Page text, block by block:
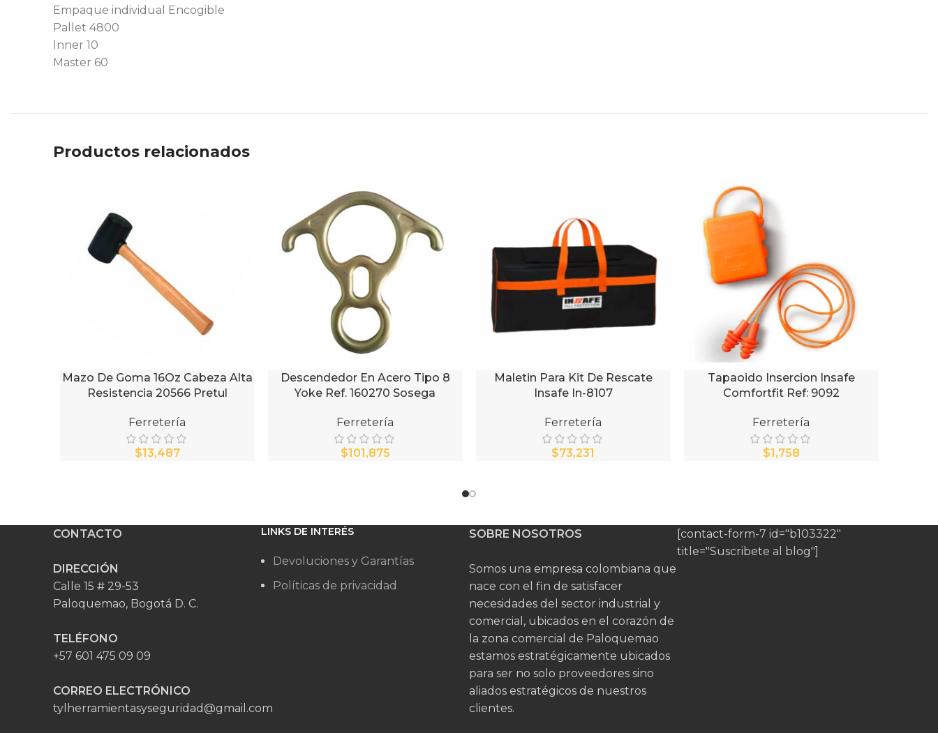
Empaque individual Encogible
Pallet 4800
Inner 10
Master 60
Productos relacionados
AÑADIR AL CARRITO
Mazo De Goma 16Oz Cabeza Alta
Resistencia 20566 Pretul
Ferretería
$
AÑADIR AL CARRITO
Descendedor En Acero Tipo 8
Yoke Ref. 160270 Sosega
Ferretería
$
AÑADIR AL CARRITO
Maletin Para Kit De Rescate
Insafe In-8107
Ferretería
$
AÑADIR AL CARRITO
Tapaoido Insercion Insafe
Comfortfit Ref: 9092
Ferretería
$
CONTACTO
DIRECCIÓN
Calle 15 # 29-53
Paloquemao, Bogotá D. C.
TELÉFONO
+57 601 475 09 09
CORREO ELECTRÓNICO
tylherramientasyseguridad@gmail.com
LINKS DE INTERÉS
Devoluciones y Garantías
Políticas de privacidad
SOBRE NOSOTROS
Somos una empresa colombiana que
nace con el fin de satisfacer
necesidades del sector industrial y
comercial, ubicados en el corazón de
la zona comercial de Paloquemao
estamos estratégicamente ubicados
para ser no solo proveedores sino
aliados estratégicos de nuestros
clientes.
[contact-form-7 id="b103322"
title="Suscribete al blog"]